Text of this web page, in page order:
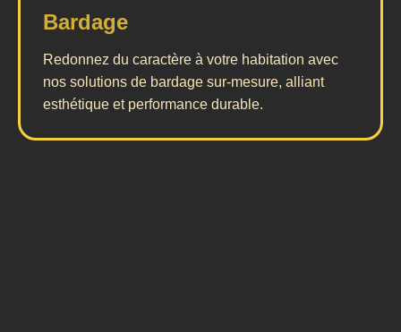
Bardage
Redonnez du caractère à votre habitation avec
nos solutions de bardage sur-mesure, alliant
esthétique et performance durable.